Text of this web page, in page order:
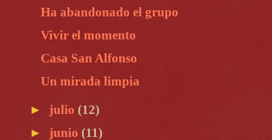
Ha abandonado el grupo
Vivir el momento
Casa San Alfonso
Un mirada limpia
► julio (12)
► junio (11)